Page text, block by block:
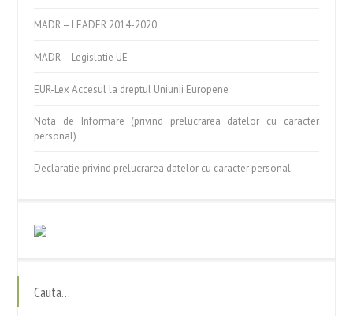
MADR – LEADER 2014-2020
MADR – Legislatie UE
EUR-Lex Accesul la dreptul Uniunii Europene
Nota de Informare (privind prelucrarea datelor cu caracter
personal)
Declaratie privind prelucrarea datelor cu caracter personal
Cauta…